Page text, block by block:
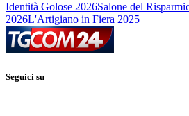
Identità Golose 2026Salone del
2026L'Artigiano in Fiera 2025
Seguici su